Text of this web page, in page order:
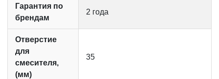
Гарантия по
брендам
2 года
Отверстие
для
смесителя,
(мм)
35